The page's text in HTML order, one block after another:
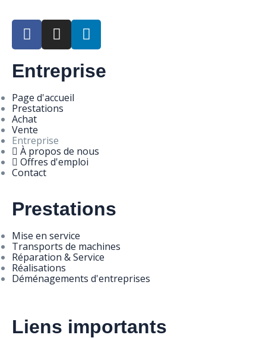
Entreprise
Page d'accueil
Prestations
Achat
Vente
Entreprise
À propos de nous
Offres d'emploi
Contact
Prestations
Mise en service
Transports de machines
Réparation & Service
Réalisations
Déménagements d'entreprises
Liens importants